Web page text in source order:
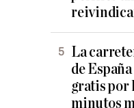
La
de
gratis por
minutos